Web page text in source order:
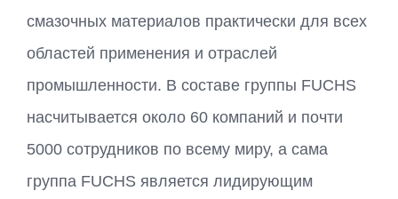
смазочных материалов практически для всех
областей применения и отраслей
промышленности. В составе группы FUCHS
насчитывается около 60 компаний и почти
5000 сотрудников по всему миру, а сама
группа FUCHS является лидирующим